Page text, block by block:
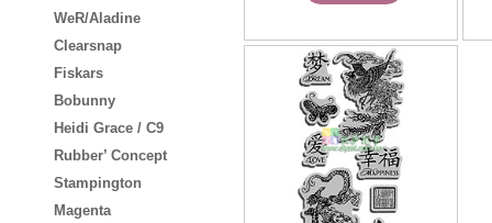
WeR/Aladine
Clearsnap
Fiskars
Bobunny
Heidi Grace / C9
Rubber’ Concept
Stampington
Magenta